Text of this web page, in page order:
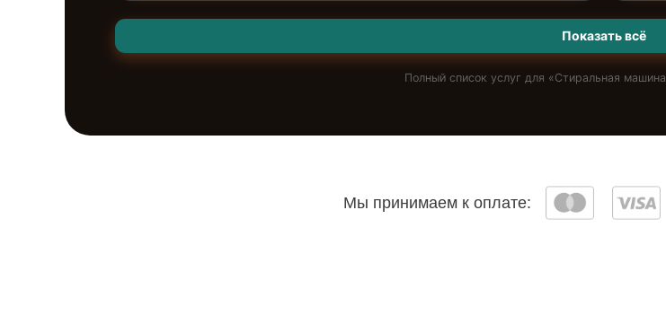
Показать всё
Полный список услуг для «Стиральная машина
Мы принимаем к оплате: